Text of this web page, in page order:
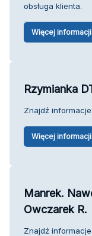
obsługa klienta.
Więcej informacji
Rzymianka
Znajdź informacje
Więcej informacji
Manrek.
Owczarek R.
Znajdź